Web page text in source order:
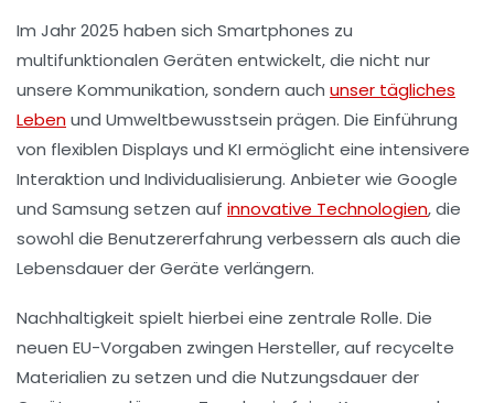
Im Jahr 2025 haben sich Smartphones zu
multifunktionalen Geräten entwickelt, die nicht nur
unsere Kommunikation, sondern auch unser tägliches
Lebenund Umweltbewusstsein prägen. Die Einführung
von flexiblen Displays und KI ermöglicht eine intensivere
Interaktion und Individualisierung. Anbieter wie Google
und Samsung setzen auf innovative Technologien, die
sowohl die Benutzererfahrung verbessern als auch die
Lebensdauer der Geräte verlängern.
Nachhaltigkeit spielt hierbei eine zentrale Rolle. Die
neuen EU-Vorgaben zwingen Hersteller, auf recycelte
Materialien zu setzen und die Nutzungsdauer der